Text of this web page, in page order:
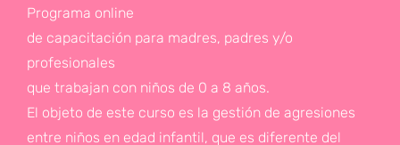
Programa online
de capacitación para madres, padres y/o
profesionales
que trabajan con niños de 0 a 8 años.
El objeto de este curso es la gestión de agresiones
entre niños en edad infantil, que es diferente del